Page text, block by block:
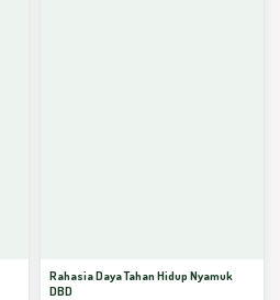
Rahasia Daya Tahan Hidup Nyamuk
DBD